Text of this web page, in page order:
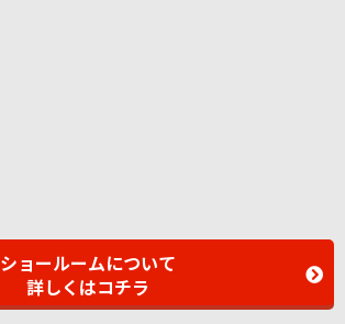
ショールームについて
詳しくはコチラ